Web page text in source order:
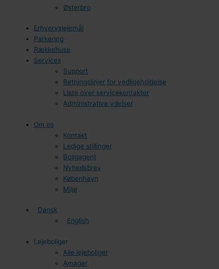
Østerbro
Erhvervslejemål
Parkering
Rækkehuse
Services
Support
Retningslinjer for vedligeholdelse
Liste over servicekontakter
Administrative ydelser
Om os
Kontakt
Ledige stillinger
Boligagent
Nyhedsbrev
København
Miljø
Dansk
English
Lejeboliger
Alle lejeboliger
Amager